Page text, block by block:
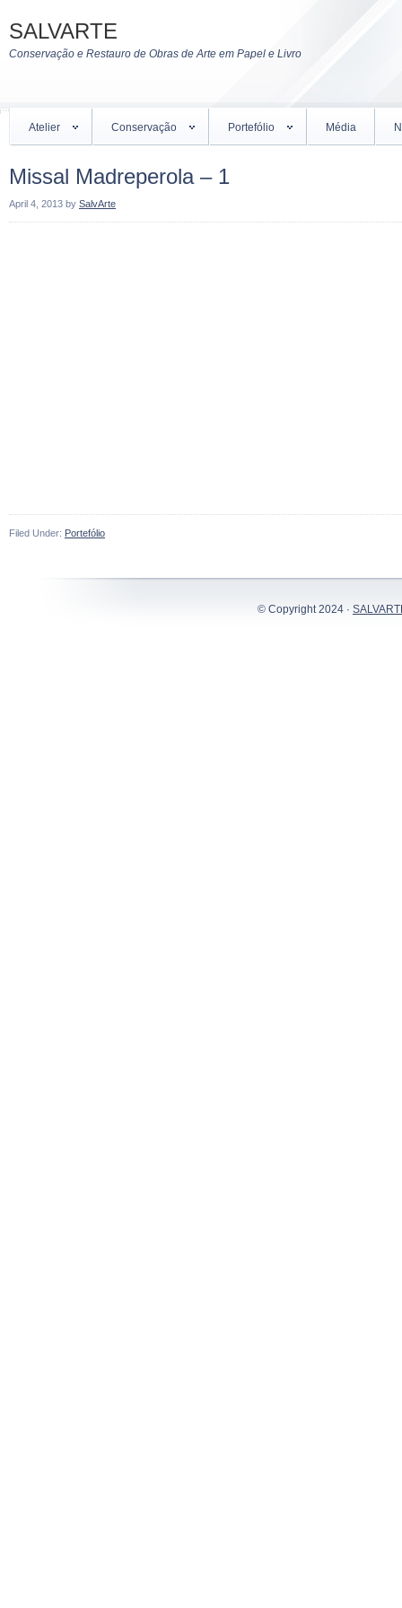
SALVARTE
Conservação e Restauro de Obras de Arte em Papel e Livro
Atelier Conservação Portefólio Média
Missal Madreperola – 1
April 4, 2013 by SalvArte
Filed Under: Portefólio
© Copyright 2024 ·